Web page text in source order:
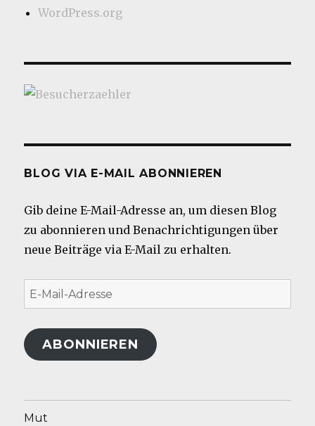
WordPress.org
BLOG VIA E-MAIL ABONNIEREN
Gib deine E-Mail-Adresse an, um diesen Blog
zu abonnieren und Benachrichtigungen über
neue Beiträge via E-Mail zu erhalten.
E-
Mail-
Adresse
ABONNIEREN
Mut